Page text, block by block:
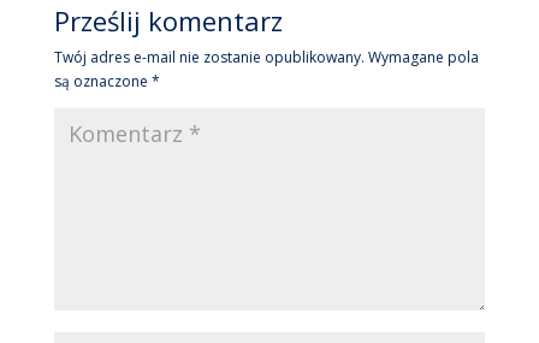
Prześlij komentarz
Twój adres e-mail nie zostanie opublikowany. Wymagane pola
są oznaczone *